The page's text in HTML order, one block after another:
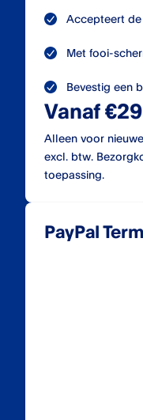
Accepteert
Met fooi-
Bevestig een
Vanaf €29
Alleen voor
excl. btw.
toepassing.
PayPal